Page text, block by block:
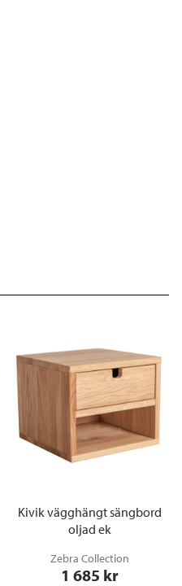
Kivik vägghängt sängbord
oljad ek
Zebra Collection
1 685 kr